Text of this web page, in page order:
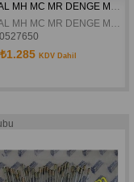
MONDIAL MH MC MR DENGE MILI DISLI KARSILIGI  43T ORJINAL
MONDIAL MH MC MR DENGE MILI DISLI KARSILIGI 43T ORJINAL
₺1.285 KDV Dahil